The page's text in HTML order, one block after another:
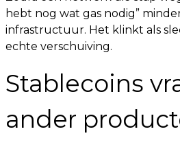
hebt nog wat gas nodig”
infrastructuur. Het klinkt als
echte verschuiving.
Stablecoins
ander